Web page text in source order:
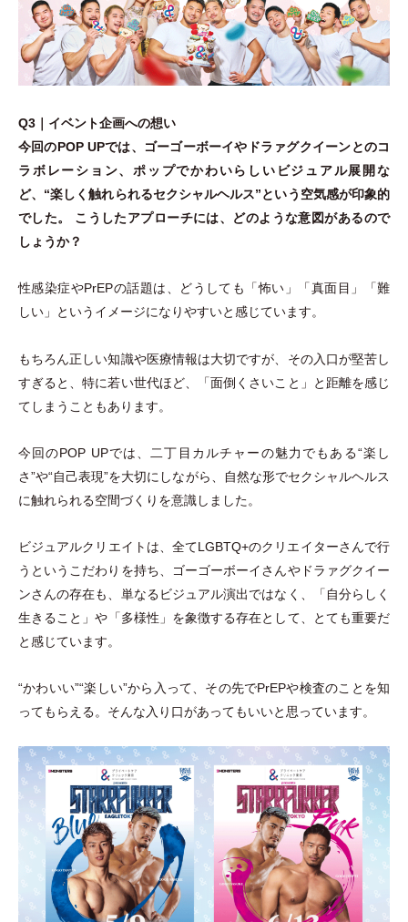
Q3｜イベント企画への想い
今回のPOP UPでは、ゴーゴーボーイやドラァグクイーンとのコ
ラボレーション、ポップでかわいらしいビジュアル展開な
ど、“楽しく触れられるセクシャルヘルス”という空気感が印象的
でした。 こうしたアプローチには、どのような意図があるので
しょうか？
性感染症やPrEPの話題は、どうしても 「怖い 」 「真面目 」 「難
しい 」 というイメージになりやすいと感じています。
もちろん正しい知識や医療情報は大切ですが、その入口が堅苦し
すぎると、特に若い世代ほど、
「面倒くさいこと 」
と距離を感じ
てしまうこともあります。
今回のPOP UPでは、二丁目カルチャーの魅力でもある“楽し
さ”や“自己表現”を大切にしながら、自然な形でセクシャルヘルス
に触れられる空間づくりを意識しました。
ビジュアルクリエイトは、全てLGBTQ+のクリエイターさんで行
うというこだわりを持ち、ゴーゴーボーイさんやドラァグクイー
ンさんの存在も、単なるビジュアル演出ではなく、
「 自分らしく
生きること 」や 「多様性 」 を象徴する存在として、とても重要だ
と感じています。
“かわいい”“楽しい”から入って、その先でPrEPや検査のことを知
ってもらえる。そんな入り口があってもいいと思っています。